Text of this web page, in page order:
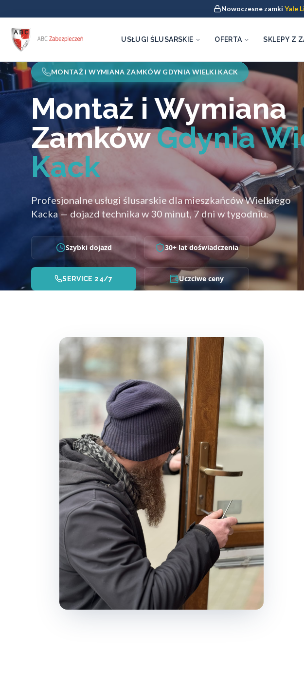
Nowoczesne zamki Yale
USŁUGI ŚLUSARSKIE OFERTA SKLEPY Z
MONTAŻ I WYMIANA ZAMKÓW GDYNIA WIELKI KACK
Montaż i Wymiana
ZamkówGdynia
Kack
Profesjonalne usługi ślusarskie dla mieszkańców Wielkiego
Kacka — dojazd technika w 30 minut, 7 dni w tygodniu.
Szybki dojazd 30+ lat doświadczenia
SERVICE 24/7 Uczciwe ceny